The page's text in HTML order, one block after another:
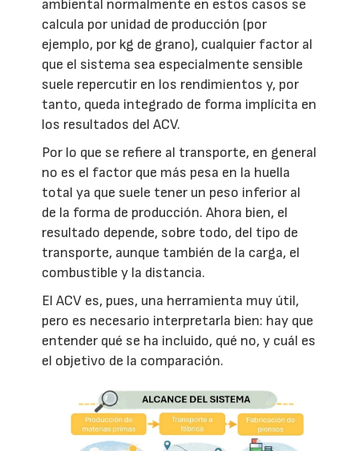
ambiental normalmente en estos casos se
calcula por unidad de producción (por
ejemplo, por kg de grano), cualquier factor al
que el sistema sea especialmente sensible
suele repercutir en los rendimientos y, por
tanto, queda integrado de forma implícita en
los resultados del ACV.
Por lo que se refiere al transporte, en general
no es el factor que más pesa en la huella
total ya que suele tener un peso inferior al
de la forma de producción. Ahora bien, el
resultado depende, sobre todo, del tipo de
transporte, aunque también de la carga, el
combustible y la distancia.
El ACV es, pues, una herramienta muy útil,
pero es necesario interpretarla bien: hay que
entender qué se ha incluido, qué no, y cuál es
el objetivo de la comparación.